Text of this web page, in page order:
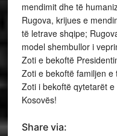
mendimit dhe të
Rugova, krijues e
të letrave shqipe;
model shembullor i
Zoti e bekoftë
Zoti e bekoftë familjen e
Zoti i bekoftë qytetarët
Kosovës!
Share via: